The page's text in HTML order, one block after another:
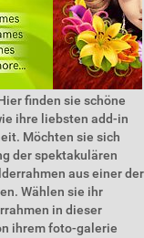
finden sie schöne
ihre liebsten add-in
Möchten sie sich
der spektakulären
aus einer der
Wählen sie ihr
in dieser
ihrem foto-galerie